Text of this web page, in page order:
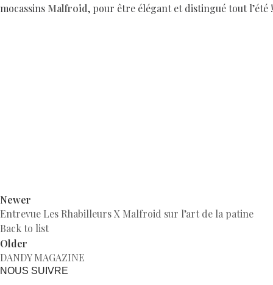
mocassins Malfroid, pour être élégant et distingué tout l’été !
Newer
Entrevue Les Rhabilleurs X Malfroid sur l’art de la patine
Back to list
Older
DANDY MAGAZINE
NOUS SUIVRE